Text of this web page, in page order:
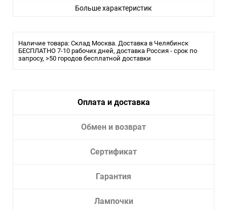
Цвет плафона/абажура:
Стиль:
Модерн
Лампочки в комплекте:
Больше характеристик
Наличие товара: Склад Москва. Доставка в Челябинск
БЕСПЛАТНО 7-10 рабочих дней, доставка Россия - срок по
запросу, >50 городов бесплатной доставки
Оплата и доставка
Обмен и возврат
Сертификат
Гарантия
Лампочки